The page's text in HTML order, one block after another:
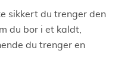
sikkert du trenger den
du bor i et kaldt,
du trenger en